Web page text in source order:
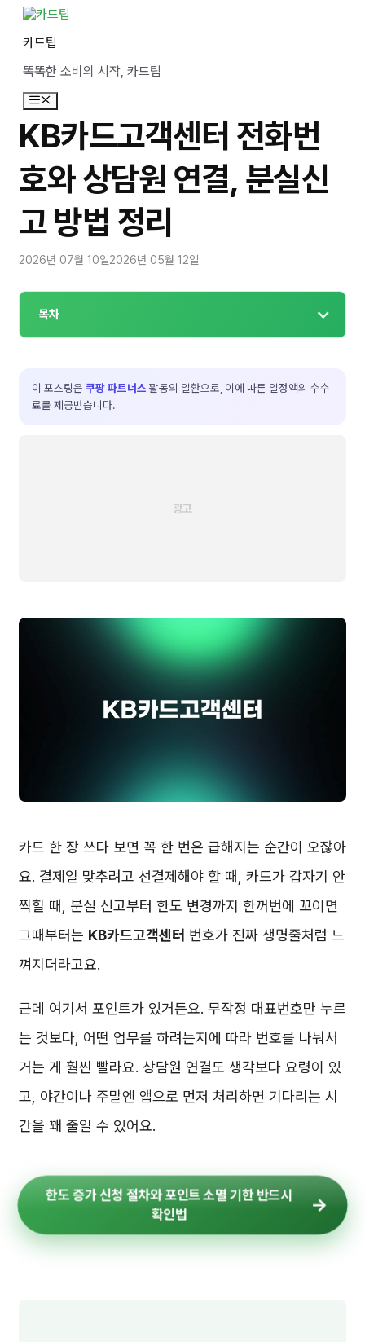
카드팁
똑똑한 소비의 시작, 카드팁
메
뉴
KB카드고객센터 전화번
호와 상담원 연결, 분실신
고 방법 정리
2026년 07월 10일2026년 05월 12일
목차
이 포스팅은 쿠팡 파트너스 활동의 일환으로, 이에 따른 일정액의 수수
료를 제공받습니다.
카드 한 장 쓰다 보면 꼭 한 번은 급해지는 순간이 오잖아
요. 결제일 맞추려고 선결제해야 할 때, 카드가 갑자기 안
찍힐 때, 분실 신고부터 한도 변경까지 한꺼번에 꼬이면
그때부터는 KB카드고객센터 번호가 진짜 생명줄처럼 느
껴지더라고요.
근데 여기서 포인트가 있거든요. 무작정 대표번호만 누르
는 것보다, 어떤 업무를 하려는지에 따라 번호를 나눠서
거는 게 훨씬 빨라요. 상담원 연결도 생각보다 요령이 있
고, 야간이나 주말엔 앱으로 먼저 처리하면 기다리는 시
간을 꽤 줄일 수 있어요.
한도 증가 신청 절차와 포인트 소멸 기한 반드시
확인법